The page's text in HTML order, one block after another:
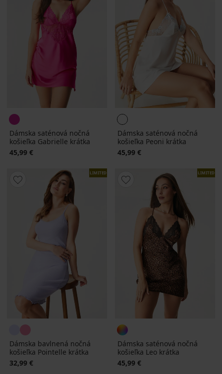
Dámska saténová nočná
košieľka Gabrielle krátka
45,99 €
Dámska saténová nočná
košieľka Peoni krátka
45,99 €
LIMITED
Dámska bavlnená nočná
košieľka Pointelle krátka
32,99 €
LIMITED
Dámska saténová nočná
košieľka Leo krátka
45,99 €